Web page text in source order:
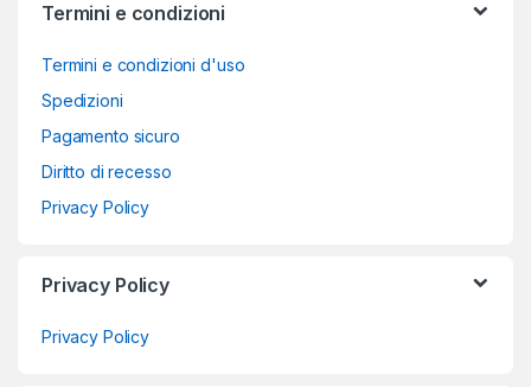
Termini e condizioni
Termini e condizioni d'uso
Spedizioni
Pagamento sicuro
Diritto di recesso
Privacy Policy
Privacy Policy
Privacy Policy